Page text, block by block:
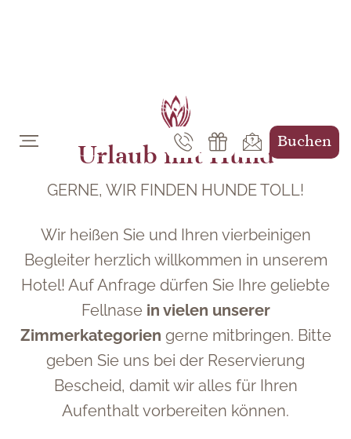
Buchen
Urlaub mit Hund
GERNE, WIR FINDEN HUNDE TOLL!
Wir heißen Sie und Ihren vierbeinigen
Begleiter herzlich willkommen in unserem
Hotel! Auf Anfrage dürfen Sie Ihre geliebte
Fellnase in vielen unserer
Zimmerkategorien gerne mitbringen. Bitte
geben Sie uns bei der Reservierung
Bescheid, damit wir alles für Ihren
Aufenthalt vorbereiten können.